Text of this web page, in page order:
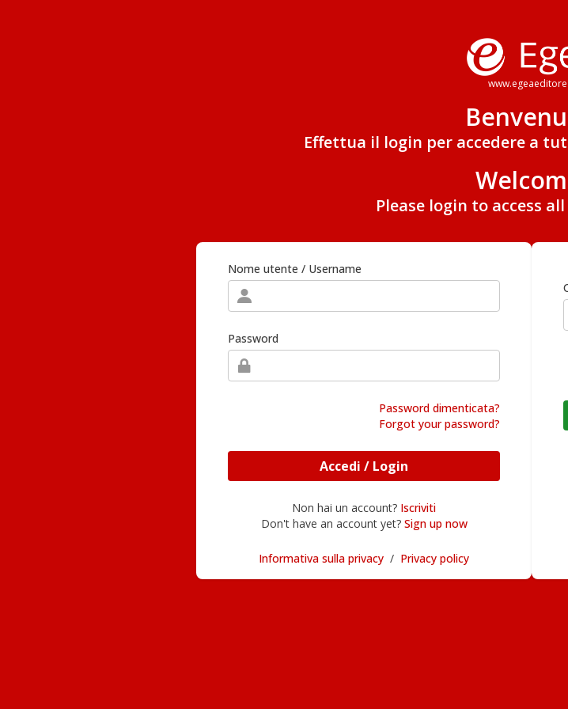
Effettua il login per accedere a
Please login to access
Nome utente / Username
Password
Password dimenticata?
Forgot your password?
Accedi / Login
Non hai un account? Iscriviti
Don't have an account yet? Sign up now
Informativa sulla privacy / Privacy policy